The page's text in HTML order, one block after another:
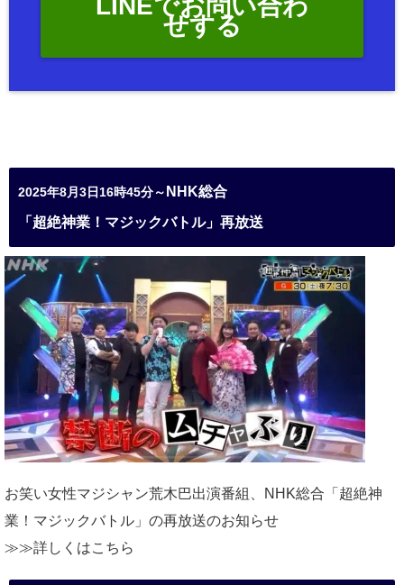
せする
2025年8月3日16時45分～ NHK総合
「超絶神業！マジックバトル」再放送
お笑い女性マジシャン荒木巴出演番組、
NHK総合「超絶神
業！マジックバトル」の再放送のお知らせ
≫≫詳しくはこちら